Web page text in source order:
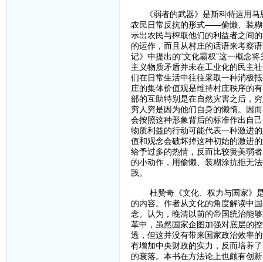
《弱者的武器》是斯科特运用马
农民日常反抗的形式——偷懒、装糊
示出农民与榨取他们的利益者之间
的运作，而且从村庄的话语来考察
记》中提出的“文化霸权”这一概念
主义物质矛盾并未在工业化的民主
们在日常生活中往往采取一种消极
庄的集体价值观是维持村庄秩序的
部的互助特别是在自然灾害之后，
穷人穷是因为他们自身的懒惰。因
会按照这种形象背后的标准作出自
物质利益的行动可能代表一种激进
值和观念会破坏掉这种初始的激进
给予过多的热情，反而比较赞美弱
的小动作，用偷懒、装糊涂抗拒无
践。
杜赞奇《文化、权力与国家》是
的内容。作者从文化的角度解读中
念。认为，晚清以前的帝国统治能
革中，虽然国家企图加强对底层的
透，但这并没有带来国家政治效率
有增加中央财政的实力，反而培养
的衰落。本书在方法论上也颇有创